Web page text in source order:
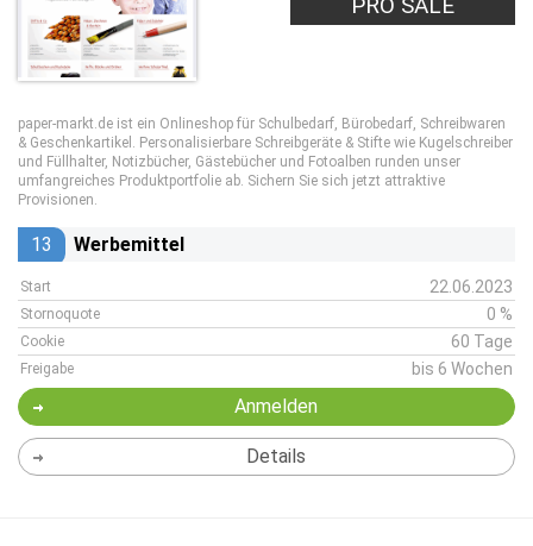
paper-markt.de ist ein Onlineshop für Schulbedarf, Bürobedarf, Schreibwaren
& Geschenkartikel. Personalisierbare Schreibgeräte & Stifte wie Kugelschreiber
und Füllhalter, Notizbücher, Gästebücher und Fotoalben runden unser
umfangreiches Produktportfolie ab. Sichern Sie sich jetzt attraktive
Provisionen.
13 Werbemittel
Start 22.06.2023
Stornoquote 0 %
Cookie 60 Tage
Freigabe bis 6 Wochen
Anmelden
Details